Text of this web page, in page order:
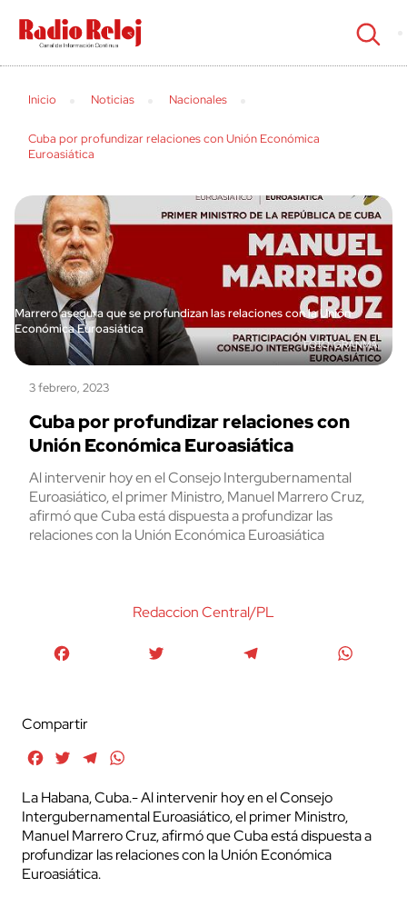
cerrar
Inicio Noticias Nacionales
Cuba por profundizar relaciones con Unión Económica
Euroasiática
Marrero asegura que se profundizan las relaciones con la Unión
Económica Euroasiática
GRANMA
3 febrero, 2023
Cuba por profundizar relaciones con
Unión Económica Euroasiática
Al intervenir hoy en el Consejo Intergubernamental
Euroasiático, el primer Ministro, Manuel Marrero Cruz,
afirmó que Cuba está dispuesta a profundizar las
relaciones con la Unión Económica Euroasiática
Redaccion Central/PL
Compartir
FacebookTwitterTelegram
La Habana, Cuba.- Al intervenir hoy en el Consejo
Intergubernamental Euroasiático, el primer Ministro,
Manuel Marrero Cruz, afirmó que Cuba está dispuesta a
profundizar las relaciones con la Unión Económica
Euroasiática.